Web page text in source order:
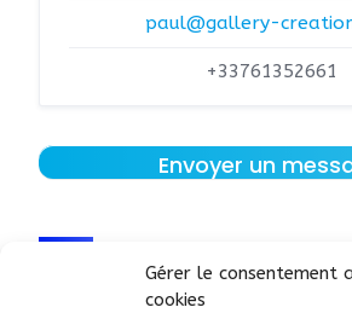
Gérer le consentement
cookies
paul@gallery-
+33761352661
Envoyer un
Annonces de